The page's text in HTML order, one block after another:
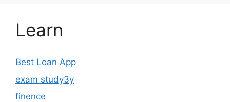
Learn
Best Loan App
exam study3y
finence